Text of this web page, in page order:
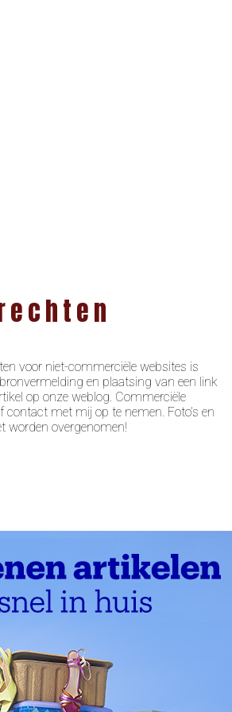
voor niet-commerciële websites is
en plaatsing van een link
op onze weblog. Commerciële
contact met mij op te nemen. Foto’s en
overgenomen!